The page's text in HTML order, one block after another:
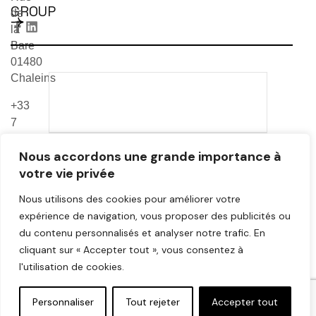
Nous accordons une grande importance à
votre vie privée
Nous utilisons des cookies pour améliorer votre
expérience de navigation, vous proposer des publicités ou
du contenu personnalisés et analyser notre trafic. En
cliquant sur « Accepter tout », vous consentez à
l'utilisation de cookies.
Personnaliser Tout rejeter Accepter tout
GROUP
de
la
Bare
01480
Chaleins
+33
7
24
99
group.com
TÉLÉCHARGER NOTRE
CATALOGUE VEA & MR
CAFE
TÉLÉCHARGER FICHES
Création Maison Léon|Mentions légales